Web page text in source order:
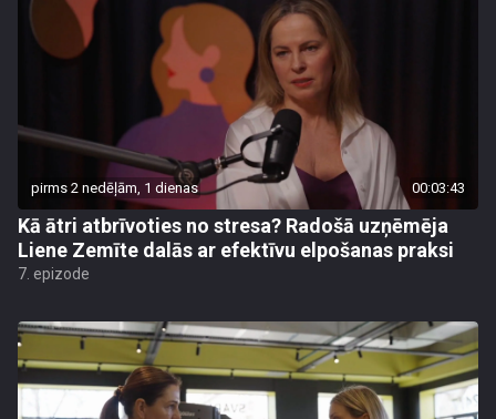
pirms 2 nedēļām, 1 dienas 00:03:43
Kā ātri atbrīvoties no stresa? Radošā uzņēmēja
Liene Zemīte dalās ar efektīvu elpošanas praksi
7. epizode